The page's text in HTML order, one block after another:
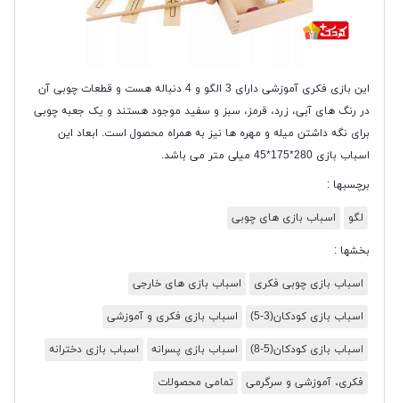
این بازی فکری آموزشی دارای 3 الگو و 4 دنباله هست و قطعات چوبی آن
در رنگ های آبی، زرد، قرمز، سبز و سفید موجود هستند و یک جعبه چوبی
برای نگه داشتن میله و مهره ها نیز به همراه محصول است. ابعاد این
اسباب بازی 280*175*45 میلی متر می باشد.
برچسبها :
لگو اسباب بازی های چوبی
بخشها :
اسباب بازی چوبی فکری اسباب بازی های خارجی
اسباب بازی کودکان(3-5) اسباب بازی فکری و آموزشی
اسباب بازی کودکان(5-8) اسباب بازی پسرانه اسباب بازی دخترانه
فکری، آموزشی و سرگرمی تمامی محصولات